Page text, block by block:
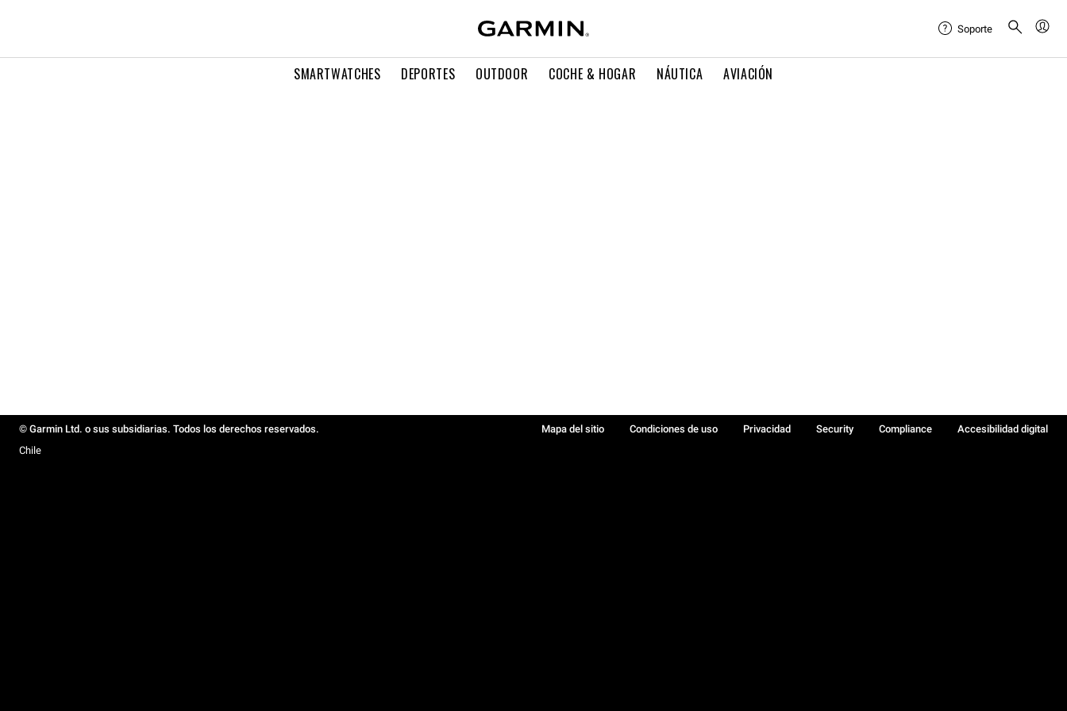
SMARTWATCHES DEPORTES OUTDOOR COCHE & HOGAR NÁUTICA AVIACIÓN
Soporte
© Garmin Ltd. o sus subsidiarias. Todos los derechos reservados. Mapa del sitio Condiciones de uso Privacidad Security Compliance
Accesibilidad digital
Chile